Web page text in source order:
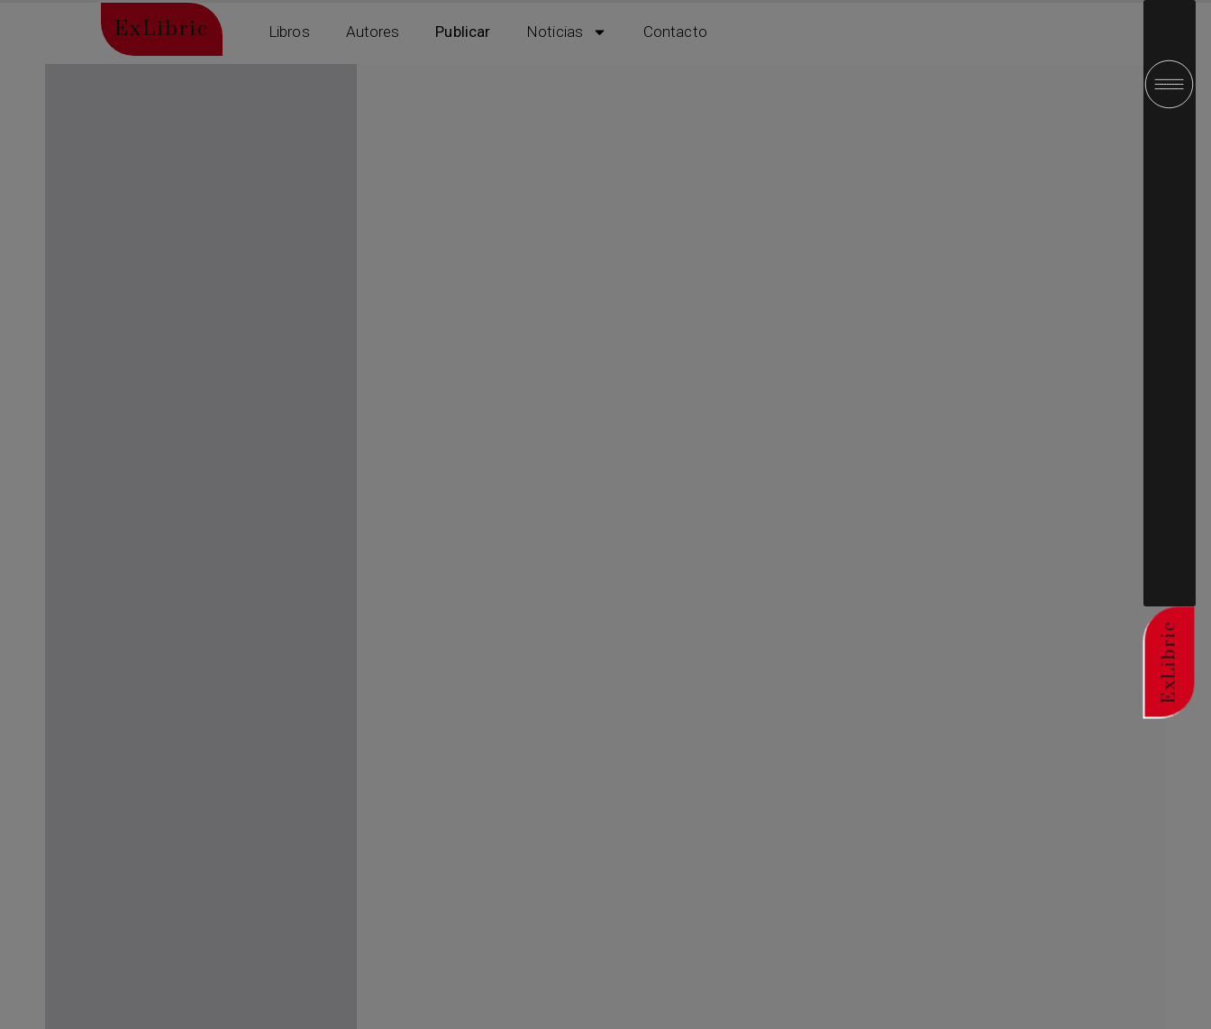
ExLibric
ExLibric Libros Autores Publicar Noticias Contacto